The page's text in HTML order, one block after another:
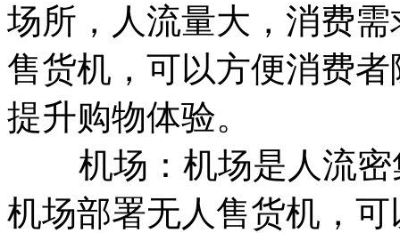
场所，人流量大，消费
售货机，可以方便消费
提升购物体验。
机场：机场是人流密
机场部署无人售货机，